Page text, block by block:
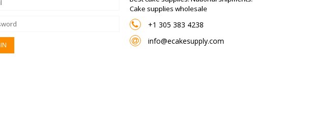
Cake supplies wholesale
+1 305 383 4238
info@ecakesupply.com